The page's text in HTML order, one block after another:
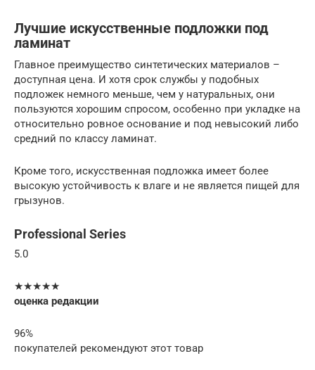
Лучшие искусственные подложки под
ламинат
Главное преимущество синтетических материалов –
доступная цена. И хотя срок службы у подобных
подложек немного меньше, чем у натуральных, они
пользуются хорошим спросом, особенно при укладке на
относительно ровное основание и под невысокий либо
средний по классу ламинат.
Кроме того, искусственная подложка имеет более
высокую устойчивость к влаге и не является пищей для
грызунов.
Professional Series
5.0
★★★★★
оценка редакции
96%
покупателей рекомендуют этот товар